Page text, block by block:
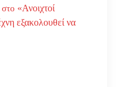
στο «Ανοιχτοί
εξακολουθεί να